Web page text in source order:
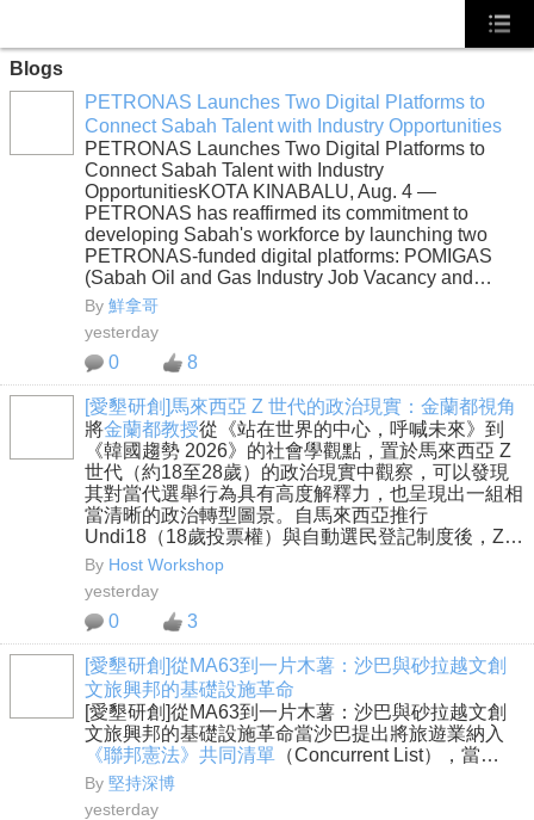
Blogs
PETRONAS Launches Two Digital Platforms to
Connect Sabah Talent with Industry Opportunities
PETRONAS Launches Two Digital Platforms to
Connect Sabah Talent with Industry
OpportunitiesKOTA KINABALU, Aug. 4 —
PETRONAS has reaffirmed its commitment to
developing Sabah's workforce by launching two
PETRONAS-funded digital platforms: POMIGAS
(Sabah Oil and Gas Industry Job Vacancy and…
By 鮮拿哥
yesterday
0 8
[愛墾研創]馬來西亞 Z 世代的政治現實：金蘭都視角
將金蘭都教授從《站在世界的中心，呼喊未來》到
《韓國趨勢 2026》的社會學觀點，置於馬來西亞 Z
世代（約18至28歲）的政治現實中觀察，可以發現
其對當代選舉行為具有高度解釋力，也呈現出一組相
當清晰的政治轉型圖景。自馬來西亞推行
Undi18（18歲投票權）與自動選民登記制度後，Z…
By Host Workshop
yesterday
0 3
[愛墾研創]從MA63到一片木薯：沙巴與砂拉越文創
文旅興邦的基礎設施革命
[愛墾研創]從MA63到一片木薯：沙巴與砂拉越文創
文旅興邦的基礎設施革命當沙巴提出將旅遊業納入
《聯邦憲法》共同清單 （Concurrent List），當…
By 堅持深博
yesterday